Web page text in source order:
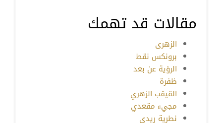
مقالات قد تهمك
الزهرى
برونكس نقط
الرؤية عن بعد
ظفرة
القيقب الزهري
مجيء مقعدي
نطرية ريدي